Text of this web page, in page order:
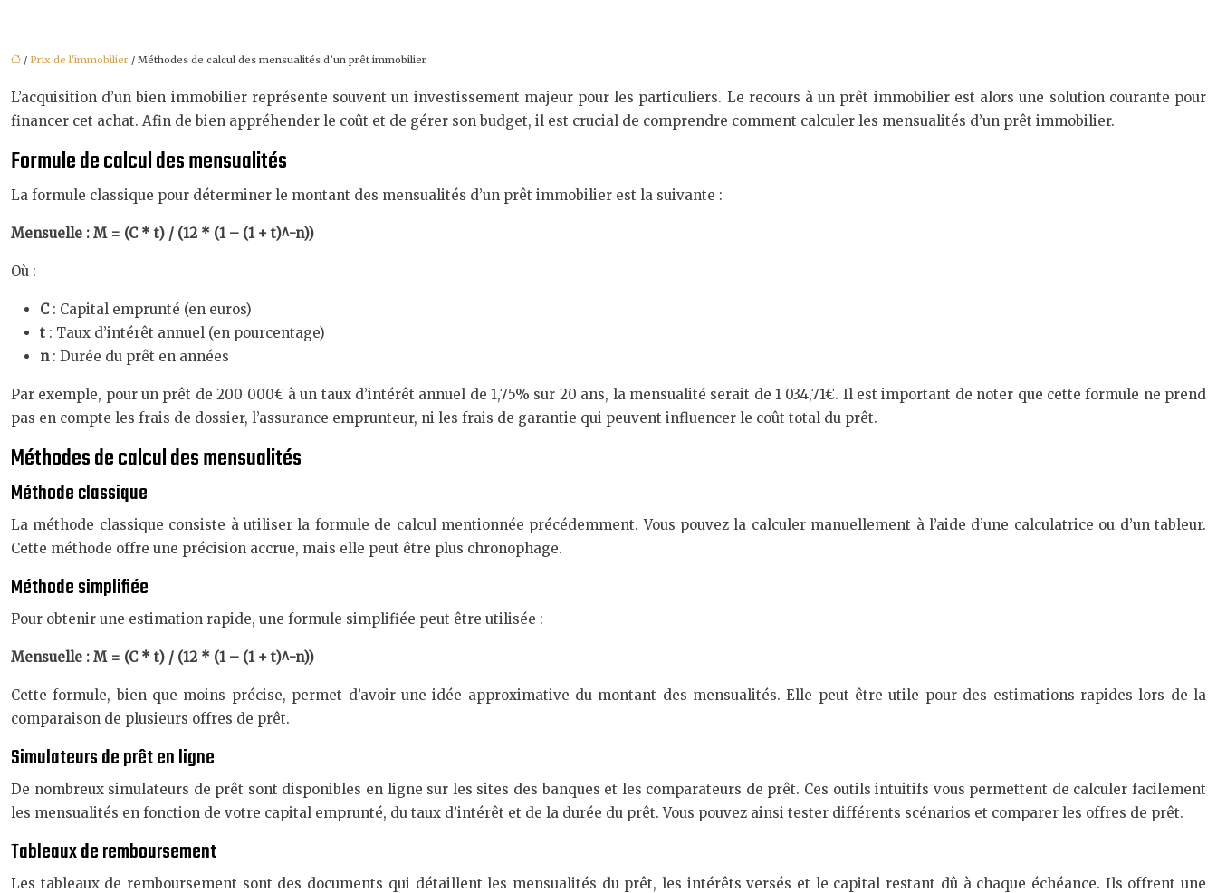
/ Prix de l'immobilier / Méthodes de calcul des mensualités d’un prêt immobilier
L’acquisition d’un bien immobilier représente souvent un investissement majeur pour les particuliers. Le recours à un prêt immobilier est alors une solution courante pour
financer cet achat. Afin de bien appréhender le coût et de gérer son budget, il est crucial de comprendre comment calculer les mensualités d’un prêt immobilier.
Formule de calcul des mensualités
La formule classique pour déterminer le montant des mensualités d’un prêt immobilier est la suivante :
Mensuelle : M = (C * t) / (12 * (1 – (1 + t)^-n))
Où :
C : Capital emprunté (en euros)
t : Taux d’intérêt annuel (en pourcentage)
n : Durée du prêt en années
Par exemple, pour un prêt de 200 000€ à un taux d’intérêt annuel de 1,75% sur 20 ans, la mensualité serait de 1 034,71€. Il est important de noter que cette formule ne prend
pas en compte les frais de dossier, l’assurance emprunteur, ni les frais de garantie qui peuvent influencer le coût total du prêt.
Méthodes de calcul des mensualités
Méthode classique
La méthode classique consiste à utiliser la formule de calcul mentionnée précédemment. Vous pouvez la calculer manuellement à l’aide d’une calculatrice ou d’un tableur.
Cette méthode offre une précision accrue, mais elle peut être plus chronophage.
Méthode simplifiée
Pour obtenir une estimation rapide, une formule simplifiée peut être utilisée :
Mensuelle : M = (C * t) / (12 * (1 – (1 + t)^-n))
Cette formule, bien que moins précise, permet d’avoir une idée approximative du montant des mensualités. Elle peut être utile pour des estimations rapides lors de la
comparaison de plusieurs offres de prêt.
Simulateurs de prêt en ligne
De nombreux simulateurs de prêt sont disponibles en ligne sur les sites des banques et les comparateurs de prêt. Ces outils intuitifs vous permettent de calculer facilement
les mensualités en fonction de votre capital emprunté, du taux d’intérêt et de la durée du prêt. Vous pouvez ainsi tester différents scénarios et comparer les offres de prêt.
Tableaux de remboursement
Les tableaux de remboursement sont des documents qui détaillent les mensualités du prêt, les intérêts versés et le capital restant dû à chaque échéance. Ils offrent une